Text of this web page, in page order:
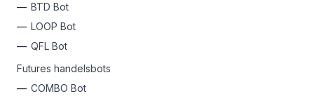
BTD Bot
LOOP Bot
QFL Bot
Futures handelsbots
COMBO Bot